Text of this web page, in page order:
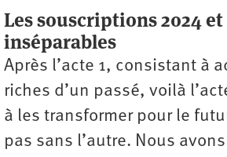
Les souscriptions 2024 et
inséparables
Après l’acte 1, consistant à
riches d’un passé, voilà
à les transformer pour le
pas sans l’autre. Nous